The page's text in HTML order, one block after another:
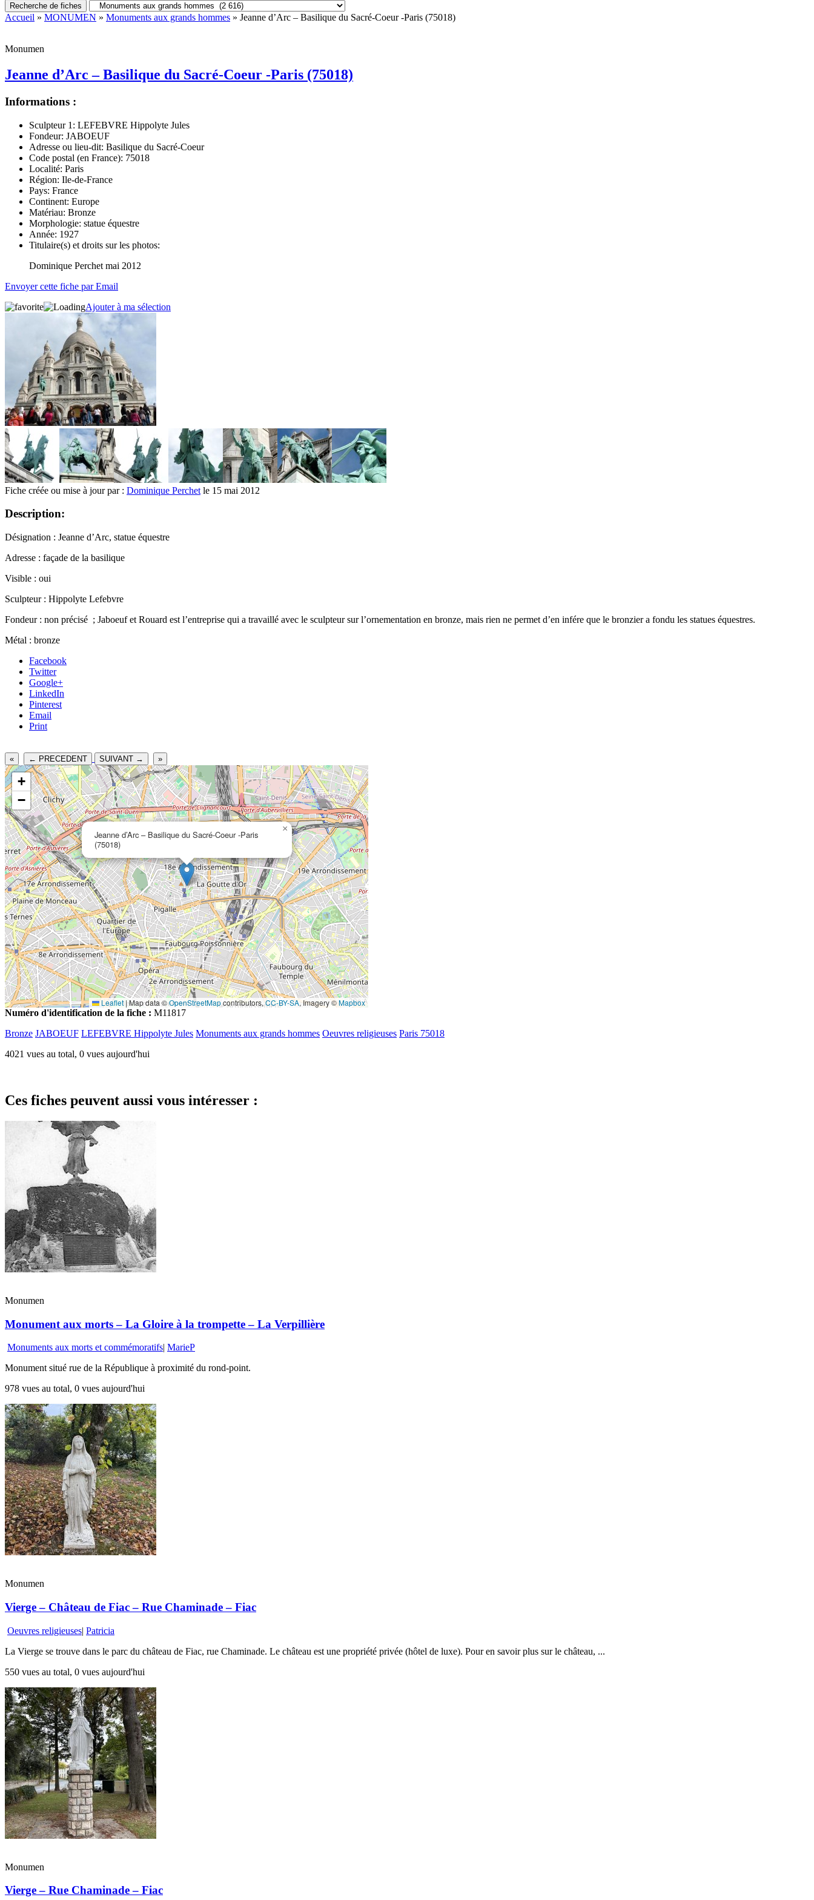
Recherche de fiches
Accueil » MONUMEN » Monuments aux grands hommes » Jeanne d’Arc – Basilique du Sacré-Coeur -Paris (75018)
Monumen
Jeanne d’Arc – Basilique du Sacré-Coeur -Paris (75018)
Informations :
Sculpteur 1: LEFEBVRE Hippolyte Jules
Fondeur: JABOEUF
Adresse ou lieu-dit: Basilique du Sacré-Coeur
Code postal (en France): 75018
Localité: Paris
Région: Ile-de-France
Pays: France
Continent: Europe
Matériau: Bronze
Morphologie: statue équestre
Année: 1927
Titulaire(s) et droits sur les photos:
Dominique Perchet mai 2012
Envoyer cette fiche par Email
Ajouter à ma sélection
Fiche créée ou mise à jour par : Dominique Perchet le 15 mai 2012
Description:
Désignation : Jeanne d’Arc, statue équestre
Adresse : façade de la basilique
Visible : oui
Sculpteur : Hippolyte Lefebvre
Fondeur : non précisé ; Jaboeuf et Rouard est l’entreprise qui a travaillé avec le sculpteur sur l’ornementation en bronze, mais rien ne permet d’en infére que le bronzier a fondu les statues équestres.
Métal : bronze
Facebook
Twitter
Google+
LinkedIn
Pinterest
Email
Print
« ← PRECEDENT SUIVANT → »
Jeanne d’Arc – Basilique du Sacré-Coeur -Paris
(75018)
×
+
−
Leaflet |Map data ©OpenStreetMapcontributors,CC-BY-SA, Imagery ©Mapbox
Numéro d'identification de la fiche : M11817
Bronze JABOEUF LEFEBVRE Hippolyte Jules Monuments aux grands hommes Oeuvres religieuses Paris 75018
4021 vues au total, 0 vues aujourd'hui
Ces fiches peuvent aussi vous intéresser :
Monumen
Monument aux morts – La Gloire à la trompette – La Verpillière
Monuments aux morts et commémoratifs| MarieP
Monument situé rue de la République à proximité du rond-point.
978 vues au total, 0 vues aujourd'hui
Monumen
Vierge – Château de Fiac – Rue Chaminade – Fiac
Oeuvres religieuses| Patricia
La Vierge se trouve dans le parc du château de Fiac, rue Chaminade. Le château est une propriété privée (hôtel de luxe). Pour en savoir plus sur le château, ...
550 vues au total, 0 vues aujourd'hui
Monumen
Vierge – Rue Chaminade – Fiac